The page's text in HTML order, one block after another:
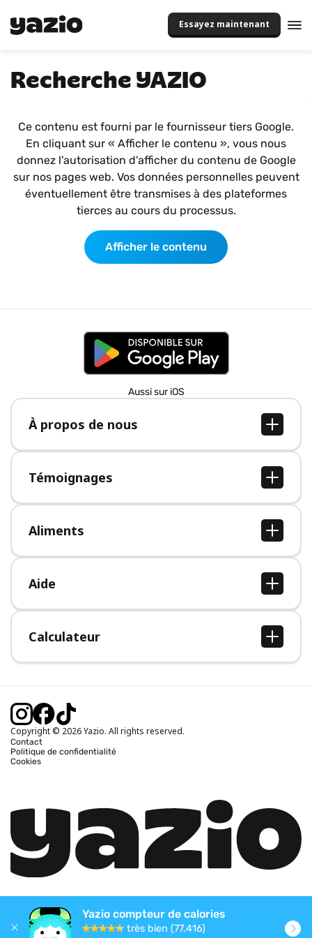
Essayez maintenant
Recherche YAZIO
Ce contenu est fourni par le fournisseur tiers Google.
En cliquant sur « Afficher le contenu », vous nous
donnez l'autorisation d'afficher du contenu de Google
sur nos pages web. Vos données personnelles peuvent
éventuellement être transmises à des plateformes
tierces au cours du processus.
Afficher le contenu
Aussi sur iOS
À propos de nous
À propos de nous
Postes
Presse
Témoignages
Tous les témoignages
Aliments
Tous les aliments
Aide
Centre d'aide
Calculateur
Calcul IMC
Calcul poids idéal
Calcul calories brûlées
Copyright © 2026 Yazio. All rights reserved.
Contact
Politique de confidentialité
Cookies
Yazio compteur de calories
très bien (77,416)